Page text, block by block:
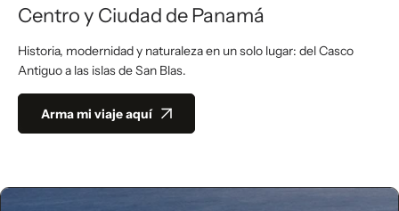
Centro y Ciudad de Panamá
Historia, modernidad y naturaleza en un solo lugar: del Casco
Antiguo a las islas de San Blas.
Arma mi viaje aquí